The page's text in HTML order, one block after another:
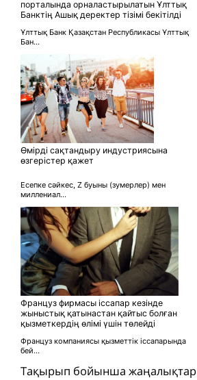
Тақырып бойынша жаңалықтар
порталында орналастырылатын Ұлттық
Банктің Ашық деректер тізімі бекітілді
Ұлттық Банк Қазақстан Республикасы Ұлттық
Бан...
Өмірді сақтандыру индустриясына
өзгерістер қажет
Есепке сәйкес, Z буыны (зумерлер) мен
миллениал...
Француз фирмасы іссапар кезінде
жыныстық қатынастан қайтыс болған
қызметкердің өлімі үшін төлейді
Француз компаниясы қызметтік іссапарында
бей...